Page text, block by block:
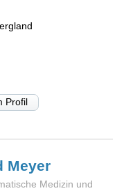
Profil
Meyer
Medizin und